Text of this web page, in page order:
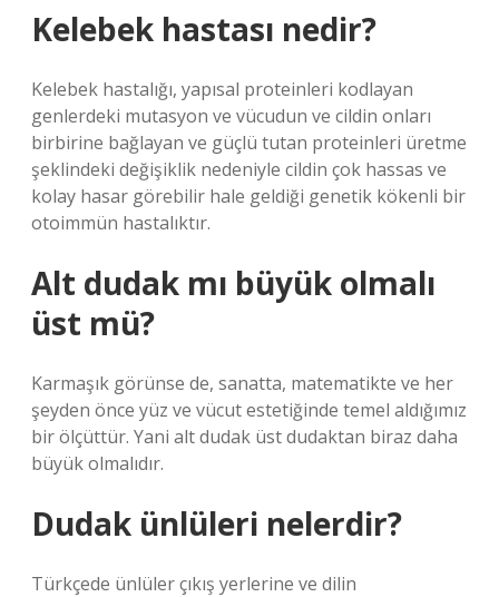
Kelebek hastası nedir?
Kelebek hastalığı, yapısal proteinleri kodlayan
genlerdeki mutasyon ve vücudun ve cildin onları
birbirine bağlayan ve güçlü tutan proteinleri üretme
şeklindeki değişiklik nedeniyle cildin çok hassas ve
kolay hasar görebilir hale geldiği genetik kökenli bir
otoimmün hastalıktır.
Alt dudak mı büyük olmalı
üst mü?
Karmaşık görünse de, sanatta, matematikte ve her
şeyden önce yüz ve vücut estetiğinde temel aldığımız
bir ölçüttür. Yani alt dudak üst dudaktan biraz daha
büyük olmalıdır.
Dudak ünlüleri nelerdir?
Türkçede ünlüler çıkış yerlerine ve dilin